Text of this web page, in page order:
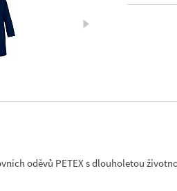
oděvů PETEX s dlouholetou